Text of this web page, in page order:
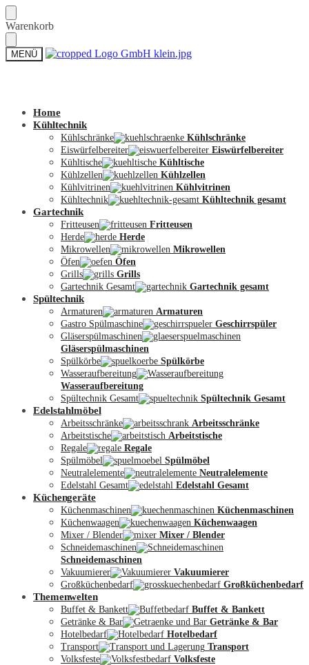
Skip
to
navigation
Skip
to
content
Warenkorb
MENÜ
Zum Shop
Kontakt
Home
Kühltechnik
Kühlschränke
Kühlschränke
Eiswürfelbereiter
Eiswürfelbereiter
Kühltische
Kühltische
Kühlzellen
Kühlzellen
Kühlvitrinen
Kühlvitrinen
Kühltechnik
Kühltechnik gesamt
Gartechnik
Fritteusen
Fritteusen
Herde
Herde
Mikrowellen
Mikrowellen
Öfen
Öfen
Grills
Grills
Gartechnik Gesamt
Gartechnik gesamt
Spültechnik
Armaturen
Armaturen
Gastro Spülmaschine
Geschirrspüler
Gläserspülmaschinen
Gläserspülmaschinen
Spülkörbe
Spülkörbe
Wasseraufbereitung
Wasseraufbereitung
Spültechnik Gesamt
Spültechnik Gesamt
Edelstahlmöbel
Arbeitsschränke
Arbeitsschränke
Arbeitstische
Arbeitstische
Regale
Regale
Spülmöbel
Spülmöbel
Neutralelemente
Neutralelemente
Edelstahl Gesamt
Edelstahl Gesamt
Küchengeräte
Küchenmaschinen
Küchenmaschinen
Küchenwaagen
Küchenwaagen
Mixer / Blender
Mixer / Blender
Schneidemaschinen
Schneidemaschinen
Vakuumierer
Vakuumierer
Großküchenbedarf
Großküchenbedarf
Themenwelten
Buffet & Bankett
Buffet & Bankett
Getränke & Bar
Getränke & Bar
Hotelbedarf
Hotelbedarf
Transport
Transport
Volksfeste
Volksfeste